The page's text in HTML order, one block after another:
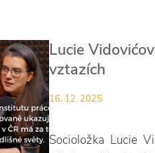
Lucie
vztazích
16. 12. 2025
Socioložka Lucie